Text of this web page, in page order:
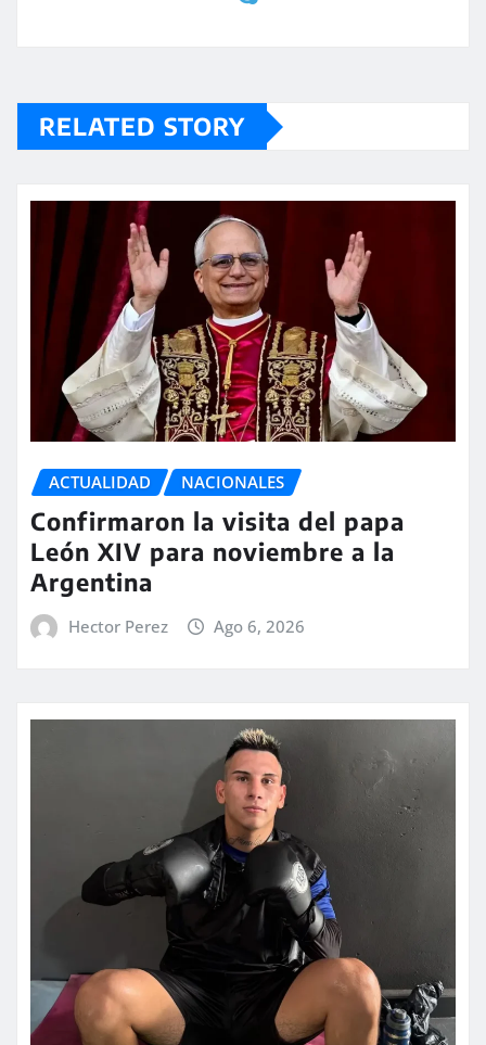
RELATED STORY
ACTUALIDAD NACIONALES
Confirmaron la visita del papa
León XIV para noviembre a la
Argentina
Hector Perez Ago 6, 2026